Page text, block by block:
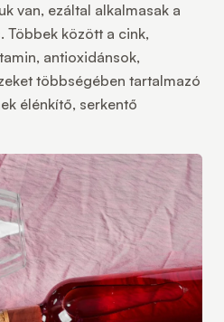
van, ezáltal alkalmasak a
Többek között a cink,
antioxidánsok,
többségében tartalmazó
élénkítő, serkentő